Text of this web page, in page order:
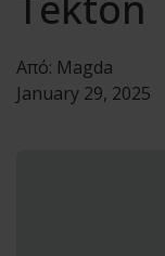
Από: Magda
January 29, 2025